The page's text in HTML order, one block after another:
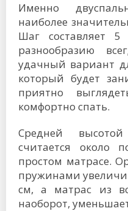
Именно
наиболее
Шаг составляет 5
разнообразию
удачный вариант
который будет
приятно
комфортно спать.
Средней
считается около
простом матрасе.
пружинами
см, а матрас из
наоборот,